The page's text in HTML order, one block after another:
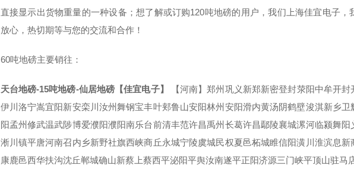
直接显示出货物重量的一种设备；想了解或订购120吨地磅的用户，我们上海佳宜电子
放心，热切期等与您的交流和合作！
60吨地磅主要销往：
天台地磅-15吨地磅-仙居地磅【佳宜电子】
【河南】郑州巩义新郑新密登封荥阳中牟开
伊川洛宁嵩宜阳新安栾川汝州舞钢宝丰叶郏鲁山安阳林州安阳滑内黄汤阴鹤壁浚淇新乡
阳孟州修武温武陟博爱濮阳濮阳南乐台前清丰范许昌禹州长葛许昌鄢陵襄城漯河临颍舞
淅川镇平唐河南召内乡新野社旗西峡商丘永城宁陵虞城民权夏邑柘城睢信阳潢川淮滨息
康鹿邑西华扶沟沈丘郸城确山新蔡上蔡西平泌阳平舆汝南遂平正阳济源三门峡平顶山驻马店